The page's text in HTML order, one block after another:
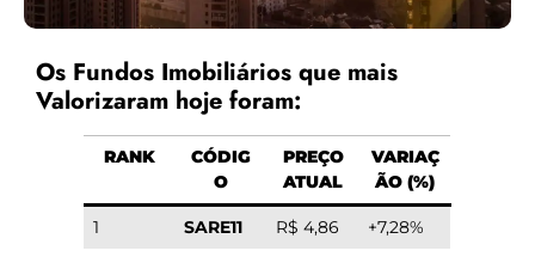
Os Fundos Imobiliários que mais
Valorizaram hoje foram:
RANK
CÓDIG
O
PREÇO
ATUAL
VARIAÇ
ÃO (%)
1 SARE11 R$ 4,86
+7,28%